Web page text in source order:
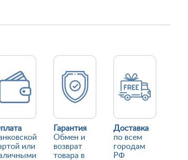
или
Гарантия
Обмен и
возврат
товара в
Доставка
по всем
городам
РФ